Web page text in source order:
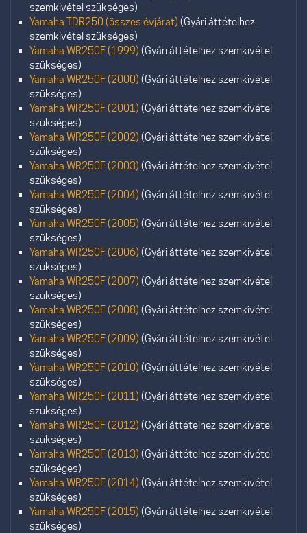
szemkivétel szükséges)
Yamaha TDR250 (összes évjárat) (Gyári áttételhez
szemkivétel szükséges)
Yamaha WR250F (1999) (Gyári áttételhez szemkivétel
szükséges)
Yamaha WR250F (2000) (Gyári áttételhez szemkivétel
szükséges)
Yamaha WR250F (2001) (Gyári áttételhez szemkivétel
szükséges)
Yamaha WR250F (2002) (Gyári áttételhez szemkivétel
szükséges)
Yamaha WR250F (2003) (Gyári áttételhez szemkivétel
szükséges)
Yamaha WR250F (2004) (Gyári áttételhez szemkivétel
szükséges)
Yamaha WR250F (2005) (Gyári áttételhez szemkivétel
szükséges)
Yamaha WR250F (2006) (Gyári áttételhez szemkivétel
szükséges)
Yamaha WR250F (2007) (Gyári áttételhez szemkivétel
szükséges)
Yamaha WR250F (2008) (Gyári áttételhez szemkivétel
szükséges)
Yamaha WR250F (2009) (Gyári áttételhez szemkivétel
szükséges)
Yamaha WR250F (2010) (Gyári áttételhez szemkivétel
szükséges)
Yamaha WR250F (2011) (Gyári áttételhez szemkivétel
szükséges)
Yamaha WR250F (2012) (Gyári áttételhez szemkivétel
szükséges)
Yamaha WR250F (2013) (Gyári áttételhez szemkivétel
szükséges)
Yamaha WR250F (2014) (Gyári áttételhez szemkivétel
szükséges)
Yamaha WR250F (2015) (Gyári áttételhez szemkivétel
szükséges)